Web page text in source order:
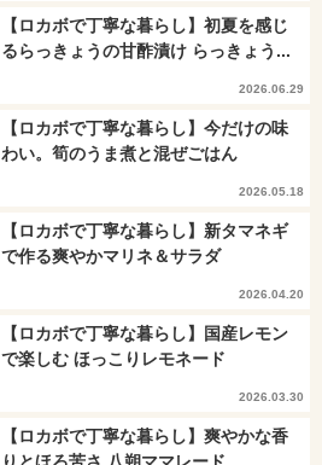
【ロカボで丁寧な暮らし】初夏を感じ
るらっきょうの甘酢漬け らっきょう...
2026.06.29
【ロカボで丁寧な暮らし】今だけの味
わい。筍のうま煮と混ぜごはん
2026.05.18
【ロカボで丁寧な暮らし】新タマネギ
で作る爽やかマリネ＆サラダ
2026.04.20
【ロカボで丁寧な暮らし】国産レモン
で楽しむ ほっこりレモネード
2026.03.30
【ロカボで丁寧な暮らし】爽やかな香